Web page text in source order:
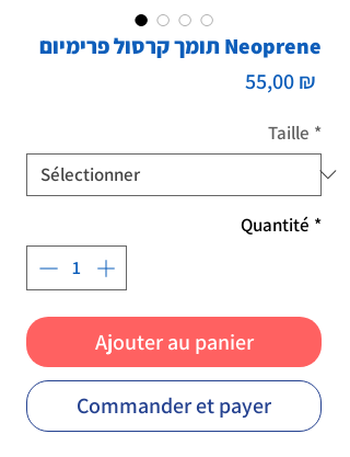
תומך קרסול פרימיום Neoprene
55,00 ₪
Taille *
Quantité *
Ajouter au panier
Commander et payer